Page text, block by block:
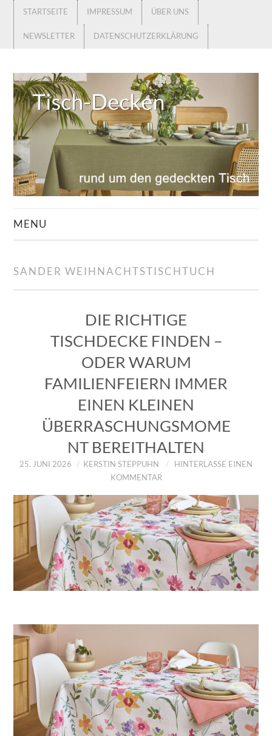
STARTSEITE IMPRESSUM ÜBER UNS
NEWSLETTER DATENSCHUTZERKLÄRUNG
MENU
ZUM SHOP
DATENSCHUTZERKLÄRUNG
SANDER WEIHNACHTSTISCHTUCH
DIE RICHTIGE
TISCHDECKE FINDEN –
ODER WARUM
FAMILIENFEIERN IMMER
EINEN KLEINEN
ÜBERRASCHUNGSMOME
NT BEREITHALTEN
25. JUNI 2026 KERSTIN STEPPUHN
HINTERLASSE EINEN
KOMMENTAR